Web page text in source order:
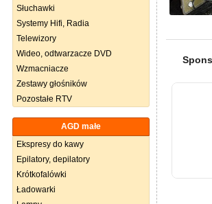
Słuchawki
Systemy Hifi, Radia
Telewizory
Wideo, odtwarzacze DVD
Wzmacniacze
Zestawy głośników
Pozostałe RTV
AGD małe
Ekspresy do kawy
Epilatory, depilatory
Krótkofalówki
Ładowarki